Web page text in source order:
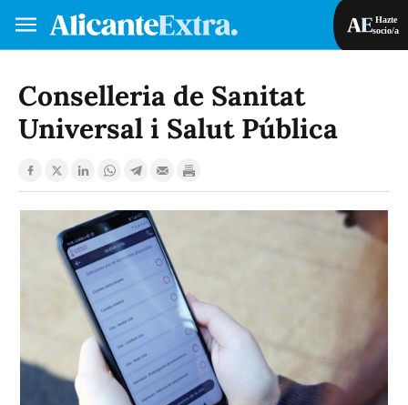
Hazte
socio/a
VA ES
Conselleria de Sanitat
Universal i Salut Pública